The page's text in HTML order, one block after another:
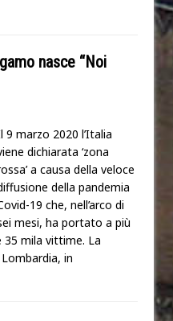
nasce “Noi
9 marzo 2020 l’Italia
dichiarata ‘zona
a causa della veloce
della pandemia
19 che, nell’arco di
mesi, ha portato a più
mila vittime. La
in